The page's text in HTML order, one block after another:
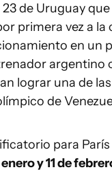
de Uruguay
primera vez a la
en un
argentino
lograr una de
de
para
y 11 de